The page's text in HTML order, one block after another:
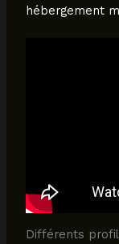
hébergement
Différents